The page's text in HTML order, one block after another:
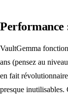
Performance
VaultGemma
ans (pensez au
en fait
presque inutilisables.